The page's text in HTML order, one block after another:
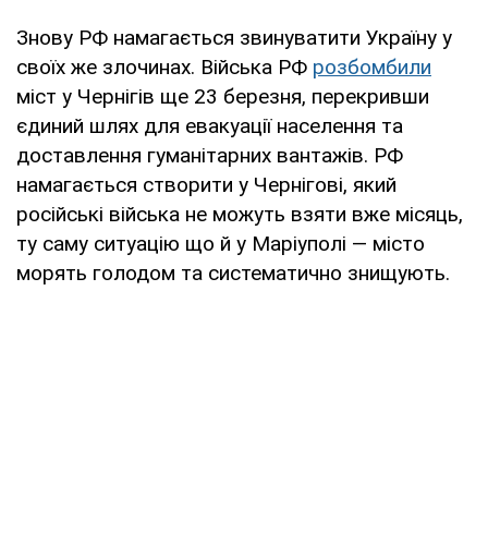
Знову РФ намагається звинуватити Україну у
своїх же злочинах. Війська РФ розбомбили
міст у Чернігів ще 23 березня, перекривши
єдиний шлях для евакуації населення та
доставлення гуманітарних вантажів. РФ
намагається створити у Чернігові, який
російські війська не можуть взяти вже місяць,
ту саму ситуацію що й у Маріуполі — місто
морять голодом та систематично знищують.